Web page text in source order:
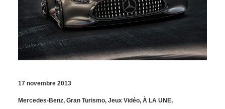
17 novembre 2013
Mercedes-Benz, Gran Turismo, Jeux Vidéo, À LA UNE,